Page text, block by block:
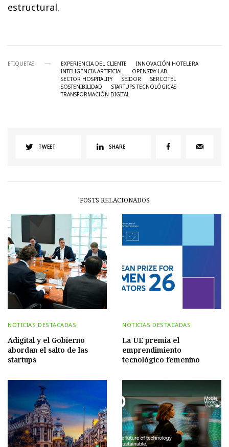
estructural.
ETIQUETAS EXPERIENCIA DEL CLIENTE
INNOVACIÓN HOTELERA
INTELIGENCIA ARTIFICIAL
OPENSTAY LAB
SECTOR HOSPITALITY
SEIDOR
SERCOTEL
SOSTENIBILIDAD
STARTUPS TECNOLÓGICAS
TRANSFORMACIÓN DIGITAL
TWEET SHARE
POSTS RELACIONADOS
NOTICIAS DESTACADAS
Adigital y el Gobierno
abordan el salto de las
startups
NOTICIAS DESTACADAS
La UE premia el
emprendimiento
tecnológico femenino